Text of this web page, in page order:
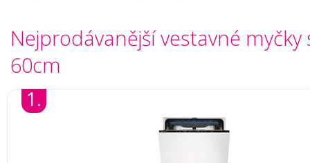
Nejprodávanější vestavné myčky
60cm
1.